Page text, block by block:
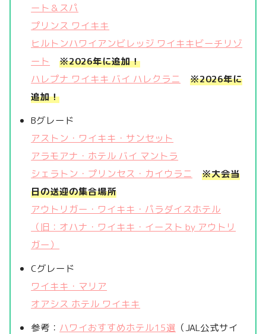
ート＆スパ
プリンス ワイキキ
ヒルトンハワイアンビレッジ ワイキキビーチリゾ
ート
※2026年に追加！
ハレプナ ワイキキ バイ ハレクラニ
※2026年に
追加！
Bグレード
アストン・ワイキキ・サンセット
アラモアナ・ホテル バイ マントラ
シェラトン・プリンセス・カイウラニ
※大会当
日の送迎の集合場所
アウトリガー・ワイキキ・パラダイスホテル
（旧：オハナ・ワイキキ・イースト by アウトリ
ガー）
Cグレード
ワイキキ・マリア
オアシス ホテル ワイキキ
参考： ハワイおすすめホテル15選 （JAL公式サイ